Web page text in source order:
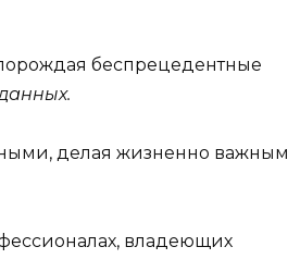
беспрецедентные
делая жизненно важным
владеющих